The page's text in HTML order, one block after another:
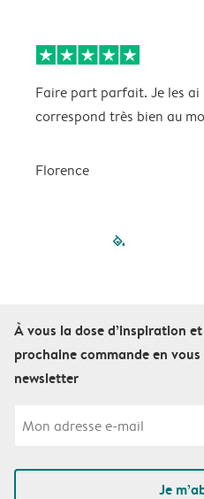
Faire part parfait. Je les ai
correspond très bien au
Florence
filled-
À vous la dose d’inspiration
prochaine commande en
newsletter
Je